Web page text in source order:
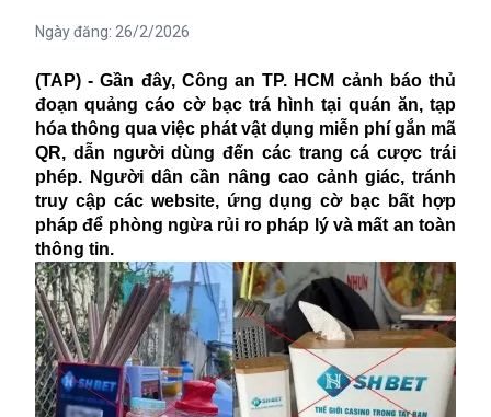
Ngày đăng: 26/2/2026
(TAP) - Gần đây, Công an TP. HCM cảnh báo thủ
đoạn quảng cáo cờ bạc trá hình tại quán ăn, tạp
hóa thông qua việc phát vật dụng miễn phí gắn mã
QR, dẫn người dùng đến các trang cá cược trái
phép. Người dân cần nâng cao cảnh giác, tránh
truy cập các website, ứng dụng cờ bạc bất hợp
pháp để phòng ngừa rủi ro pháp lý và mất an toàn
thông tin.